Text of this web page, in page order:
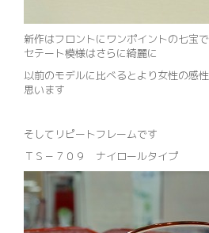
新作はフロントにワンポイントの七宝
セテート模様はさらに綺麗に
以前のモデルに比べるとより女性の感
思います
そしてリピートフレームです
ＴＳ－７０９ ナイロールタイプ